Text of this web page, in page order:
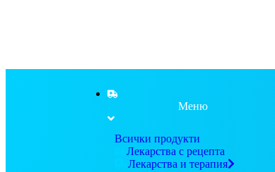
Меню
Всички продукти
Лекарства с рецепта
Лекарства и терапия